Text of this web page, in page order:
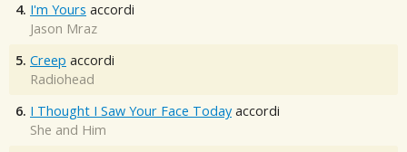
4. I'm Yours accordi
Jason Mraz
5. Creep accordi
Radiohead
6. I Thought I Saw Your Face Today accordi
She and Him